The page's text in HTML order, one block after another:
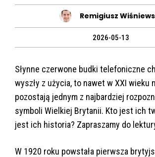
Remigiusz
2026-05-13
Słynne czerwone budki telefoniczne
wyszły z użycia, to nawet w XXI wieku
pozostają jednym z najbardziej
symboli Wielkiej Brytanii. Kto jest ich
jest ich historia? Zapraszamy do
W 1920 roku powstała pierwsza